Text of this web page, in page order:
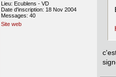
Lieu: Ecublens - VD
Date d'inscription: 18 Nov 2004
Messages: 40
Site web